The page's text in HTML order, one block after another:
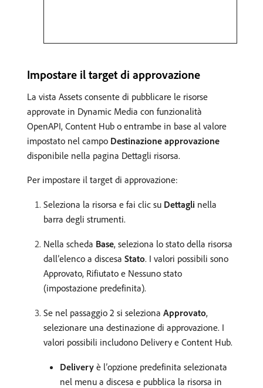
Impostare il target di approvazione
La vista Assets consente di pubblicare le risorse
approvate in Dynamic Media con funzionalità
OpenAPI, Content Hub o entrambe in base al valore
impostato nel campo Destinazione approvazione
disponibile nella pagina Dettagli risorsa.
Per impostare il target di approvazione:
Seleziona la risorsa e fai clic su Dettagli nella
barra degli strumenti.
Nella scheda Base, seleziona lo stato della risorsa
dall’elenco a discesa Stato. I valori possibili sono
Approvato, Rifiutato e Nessuno stato
(impostazione predefinita).
Se nel passaggio 2 si seleziona Approvato,
selezionare una destinazione di approvazione. I
valori possibili includono Delivery e Content Hub.
Delivery è l’opzione predefinita selezionata
nel menu a discesa e pubblica la risorsa in